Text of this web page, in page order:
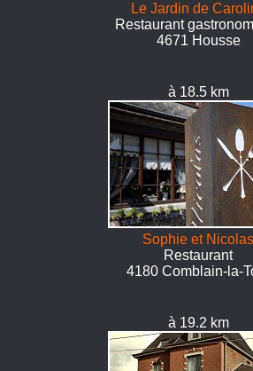
Le Jardin de
Restaurant
4671 Housse
à 18.5 km
Sophie et Nicolas
Restaurant
4180 Comblain-la-
à 19.2 km